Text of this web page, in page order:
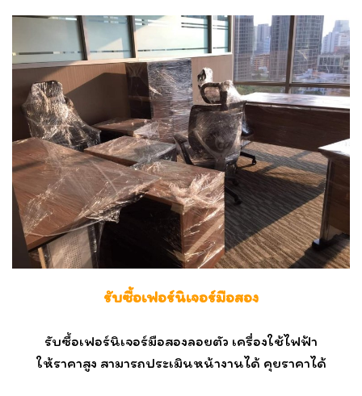
รับซื้อเฟอร์นิเจอร์มือสอง
รับซื้อเฟอร์นิเจอร์มือสองลอยตัว เครื่องใช้ไฟฟ้า
ให้ราคาสูง สามารถประเมินหน้างานได้ คุยราคาได้